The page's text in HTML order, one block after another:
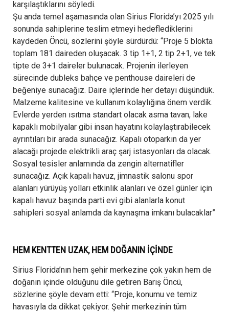
karşılaştıklarını söyledi.
Şu anda temel aşamasında olan Sirius Florida’yı 2025 yılı
sonunda sahiplerine teslim etmeyi hedeflediklerini
kaydeden Öncü, sözlerini şöyle sürdürdü: “Proje 5 blokta
toplam 181 daireden oluşacak. 3 tip 1+1, 2 tip 2+1, ve tek
tipte de 3+1 daireler bulunacak. Projenin ilerleyen
sürecinde dubleks bahçe ve penthouse daireleri de
beğeniye sunacağız. Daire içlerinde her detayı düşündük.
Malzeme kalitesine ve kullanım kolaylığına önem verdik.
Evlerde yerden ısıtma standart olacak asma tavan, lake
kapaklı mobilyalar gibi insan hayatını kolaylaştırabilecek
ayrıntıları bir arada sunacağız. Kapalı otoparkın da yer
alacağı projede elektrikli araç şarj istasyonları da olacak.
Sosyal tesisler anlamında da zengin alternatifler
sunacağız. Açık kapalı havuz, jimnastik salonu spor
alanları yürüyüş yolları etkinlik alanları ve özel günler için
kapalı havuz başında parti evi gibi alanlarla konut
sahipleri sosyal anlamda da kaynaşma imkanı bulacaklar”
HEM KENTTEN UZAK, HEM DOĞANIN İÇİNDE
Sirius Florida’nın hem şehir merkezine çok yakın hem de
doğanın içinde olduğunu dile getiren Barış Öncü,
sözlerine şöyle devam etti: “Proje, konumu ve temiz
havasıyla da dikkat çekiyor. Şehir merkezinin tüm